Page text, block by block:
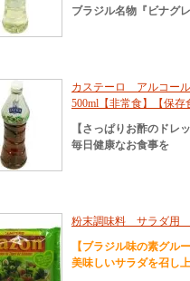
ブラジル名物『ビナグ
カステーロ アルコー
500ml【非常食】【保
【さっぱりお酢のドレ
毎日健康なお食事を
粉末調味料 サラダ用
【ブラジル味の素グル
美味しいサラダを召し